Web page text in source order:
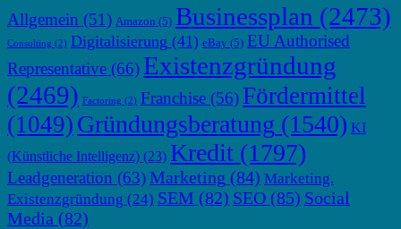
Allgemein (51) Amazon (5) Businessplan (2473)
Consulting (2) Digitalisierung (41) eBay (5) EU Authorised
Representative (66) Existenzgründung
(2469) Factoring (2) Franchise (56) Fördermittel
(1049) Gründungsberatung (1540) KI
(Künstliche Intelligenz) (23) Kredit (1797)
Leadgeneration (63)Marketing (84) Marketing.
Existenzgründung (24) SEM (82) SEO (85) Social
Media (82)